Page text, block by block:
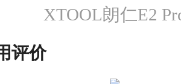
XTOOL朗仁E2
评价